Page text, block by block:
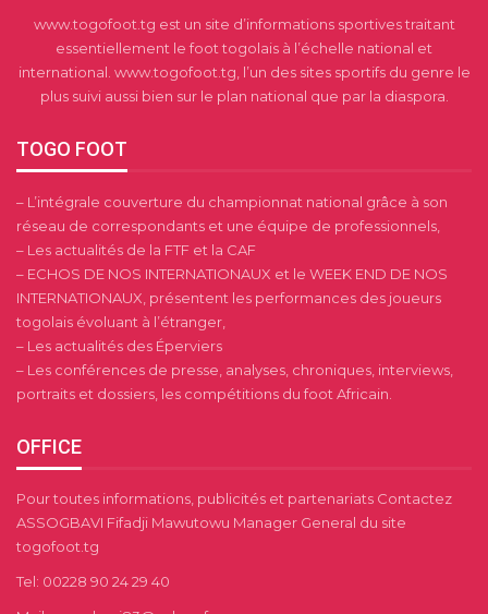
www.togofoot.tg est un site d’informations sportives traitant
essentiellement le foot togolais à l’échelle national et
international. www.togofoot.tg, l’un des sites sportifs du genre le
plus suivi aussi bien sur le plan national que par la diaspora.
TOGO FOOT
– L’intégrale couverture du championnat national grâce à son
réseau de correspondants et une équipe de professionnels,
– Les actualités de la FTF et la CAF
– ECHOS DE NOS INTERNATIONAUX et le WEEK END DE NOS
INTERNATIONAUX, présentent les performances des joueurs
togolais évoluant à l’étranger,
– Les actualités des Éperviers
– Les conférences de presse, analyses, chroniques, interviews,
portraits et dossiers, les compétitions du foot Africain.
OFFICE
Pour toutes informations, publicités et partenariats Contactez
ASSOGBAVI Fifadji Mawutowu Manager General du site
togofoot.tg
Tel: 00228 90 24 29 40